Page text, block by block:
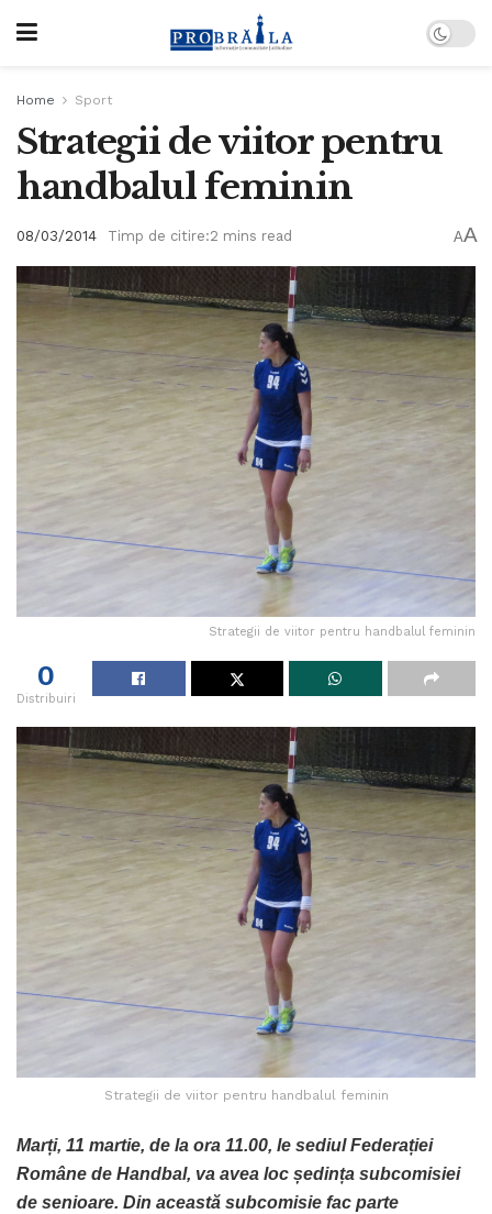
Home Sport
Strategii de viitor pentru
handbalul feminin
08/03/2014 Timp de citire:2 mins read AA
Strategii de viitor pentru handbalul feminin
0
Distribuiri
Strategii de viitor pentru handbalul feminin
Marți, 11 martie, de la ora 11.00, le sediul Federației
Române de Handbal, va avea loc ședința subcomisiei
de senioare. Din această subcomisie fac parte